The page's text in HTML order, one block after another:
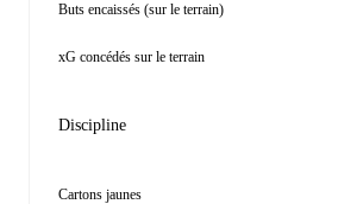
Buts encaissés (sur le terrain)
xG concédés sur le terrain
Discipline
Cartons jaunes